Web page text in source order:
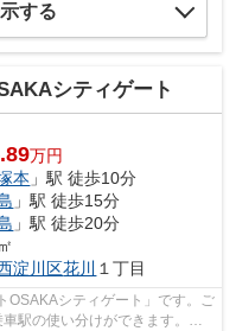
する
シティゲート
万円
本 」駅 徒歩10分
」駅 徒歩15分
」駅 徒歩20分
淀川区花川 １丁目
OSAKAシティゲート」です。ご
駅の使い分けができます。こ